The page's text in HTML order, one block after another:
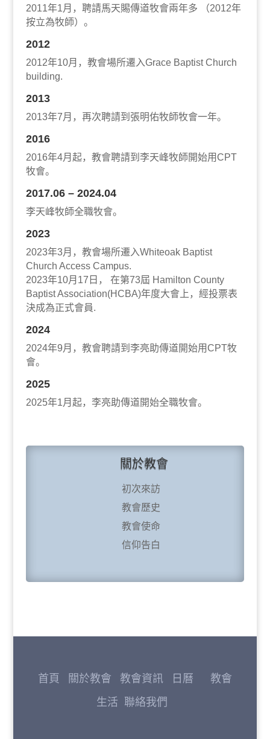
2011年1月，聘請馬天賜傳道牧會兩年多 （2012年
按立為牧師）。
2012
2012年10月，教會場所遷入Grace Baptist Church
building.
2013
2013年7月，再次聘請到張明佑牧師牧會一年。
2016
2016年4月起，教會聘請到李天峰牧師開始用CPT
牧會。
2017.06 – 2024.04
李天峰牧師全職牧會。
2023
2023年3月，教會場所遷入Whiteoak Baptist
Church Access Campus.
2023年10月17日， 在第73屆 Hamilton County
Baptist Association(HCBA)年度大會上，經投票表
決成為正式會員.
2024
2024年9月，教會聘請到李亮助傳道開始用CPT牧
會。
2025
2025年1月起，李亮助傳道開始全職牧會。
關於教會
初次來訪
教會歷史
教會使命
信仰告白
首頁 關於教會 教會資訊 日曆
教會
生活 聯絡我們